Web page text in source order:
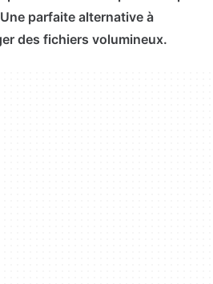
parfaite alternative à
des fichiers volumineux.